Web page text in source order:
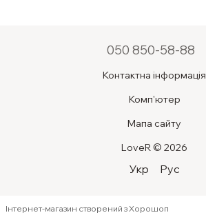
050 850-58-88
Контактна інформація
Комп'ютер
Мапа сайту
LoveR © 2026
Укр Рус
Інтернет-магазин створений з Хорошоп